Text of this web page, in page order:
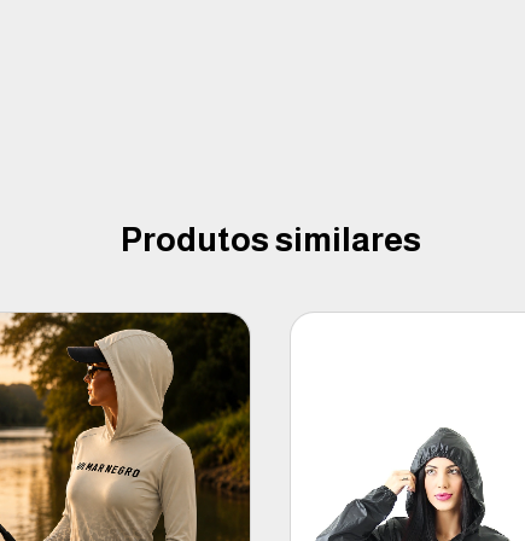
Produtos similares